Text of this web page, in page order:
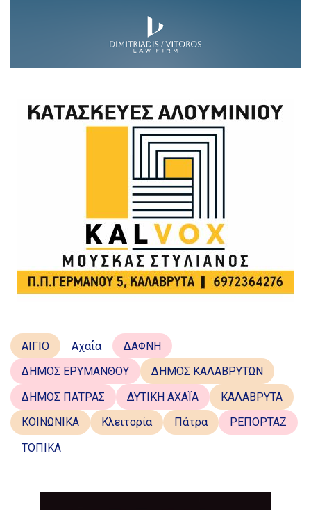
ΑΙΓΙΟ Αχαΐα
ΔΑΦΝΗ
ΔΗΜΟΣ ΕΡΥΜΑΝΘΟΥ
ΔΗΜΟΣ ΚΑΛΑΒΡΥΤΩΝ
ΔΗΜΟΣ ΠΑΤΡΑΣ
ΔΥΤΙΚΗ ΑΧΑΪΑ
ΚΑΛΑΒΡΥΤΑ
ΚΟΙΝΩΝΙΚΑ
Κλειτορία Πάτρα
ΡΕΠΟΡΤΑΖ
ΤΟΠΙΚΑ